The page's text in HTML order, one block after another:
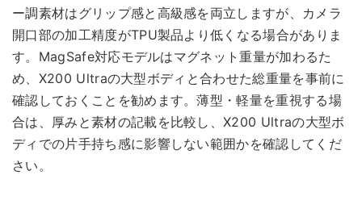
ー調素材はグリップ感と高級感を両立しますが、カメラ
開口部の加工精度がTPU製品より低くなる場合がありま
す。MagSafe対応モデルはマグネット重量が加わるた
め、X200 Ultraの大型ボディと合わせた総重量を事前に
確認しておくことを勧めます。薄型・軽量を重視する場
合は、厚みと素材の記載を比較し、X200 Ultraの大型ボ
ディでの片手持ち感に影響しない範囲かを確認してくだ
さい。